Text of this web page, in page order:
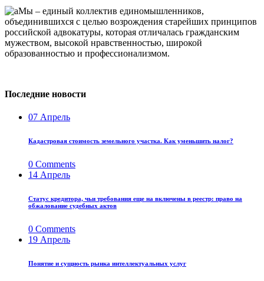
Мы – единый коллектив единомышленников,
объединившихся с целью возрождения старейших принципов
российской адвокатуры, которая отличалась гражданским
мужеством, высокой нравственностью, широкой
образованностью и профессионализмом.
Последние новости
07 Апрель
Кадастровая стоимость земельного участка. Как уменьшить налог?
0 Comments
14 Апрель
Статус кредитора, чьи требования еще на включены в реестр: право на
обжалование судебных актов
0 Comments
19 Апрель
Понятие и сущность рынка интеллектуальных услуг